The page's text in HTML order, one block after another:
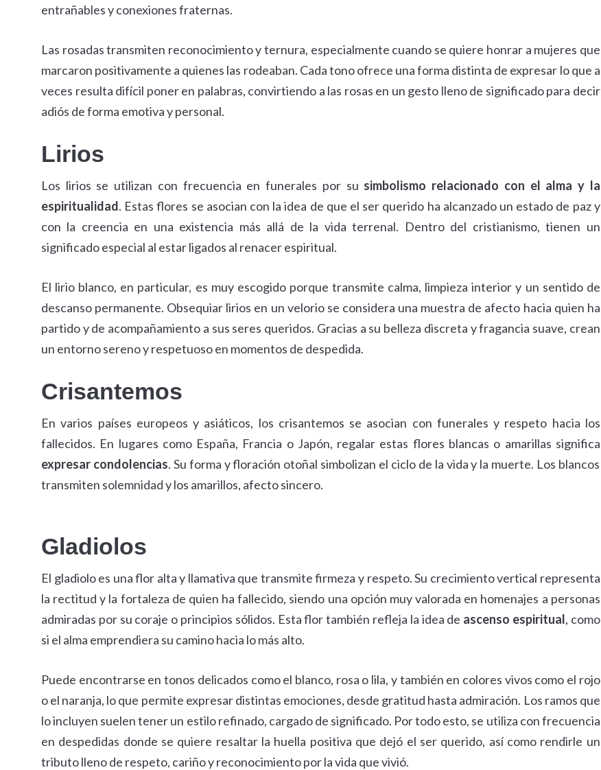
entrañables y conexiones fraternas.
Las rosadas transmiten reconocimiento y ternura, especialmente cuando se quiere honrar a mujeres que
marcaron positivamente a quienes las rodeaban. Cada tono ofrece una forma distinta de expresar lo que a
veces resulta difícil poner en palabras, convirtiendo a las rosas en un gesto lleno de significado para decir
adiós de forma emotiva y personal.
Lirios
Los lirios se utilizan con frecuencia en funerales por su simbolismo relacionado con el alma y la
espiritualidad. Estas flores se asocian con la idea de que el ser querido ha alcanzado un estado de paz y
con la creencia en una existencia más allá de la vida terrenal. Dentro del cristianismo, tienen un
significado especial al estar ligados al renacer espiritual.
El lirio blanco, en particular, es muy escogido porque transmite calma, limpieza interior y un sentido de
descanso permanente. Obsequiar lirios en un velorio se considera una muestra de afecto hacia quien ha
partido y de acompañamiento a sus seres queridos. Gracias a su belleza discreta y fragancia suave, crean
un entorno sereno y respetuoso en momentos de despedida.
Crisantemos
En varios países europeos y asiáticos, los crisantemos se asocian con funerales y respeto hacia los
fallecidos. En lugares como España, Francia o Japón, regalar estas flores blancas o amarillas significa
expresar condolencias. Su forma y floración otoñal simbolizan el ciclo de la vida y la muerte. Los blancos
transmiten solemnidad y los amarillos, afecto sincero.
Gladiolos
El gladiolo es una flor alta y llamativa que transmite firmeza y respeto. Su crecimiento vertical representa
la rectitud y la fortaleza de quien ha fallecido, siendo una opción muy valorada en homenajes a personas
admiradas por su coraje o principios sólidos. Esta flor también refleja la idea de ascenso espiritual, como
si el alma emprendiera su camino hacia lo más alto.
Puede encontrarse en tonos delicados como el blanco, rosa o lila, y también en colores vivos como el rojo
o el naranja, lo que permite expresar distintas emociones, desde gratitud hasta admiración. Los ramos que
lo incluyen suelen tener un estilo refinado, cargado de significado. Por todo esto, se utiliza con frecuencia
en despedidas donde se quiere resaltar la huella positiva que dejó el ser querido, así como rendirle un
tributo lleno de respeto, cariño y reconocimiento por la vida que vivió.